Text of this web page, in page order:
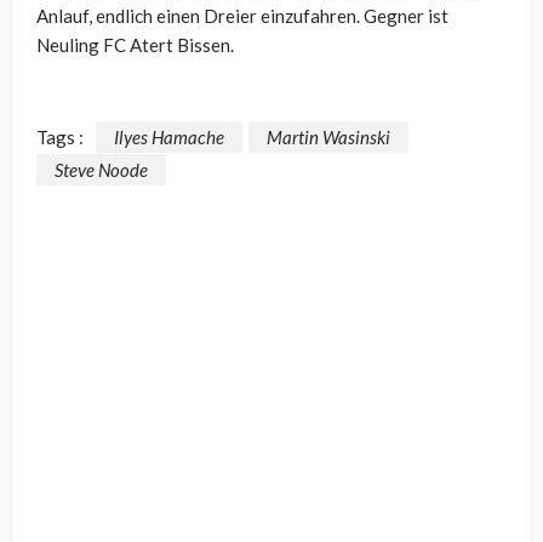
Anlauf, endlich einen Dreier einzufahren. Gegner ist
Neuling FC Atert Bissen.
Tags : Ilyes Hamache
Martin Wasinski
Steve Noode